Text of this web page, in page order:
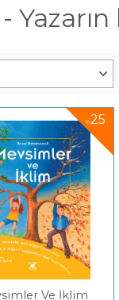
%25
Ve İklim